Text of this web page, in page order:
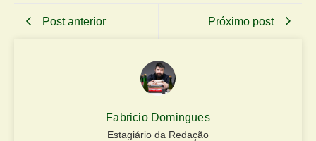
Post anterior Próximo post
Fabricio Domingues
Estagiário da Redação